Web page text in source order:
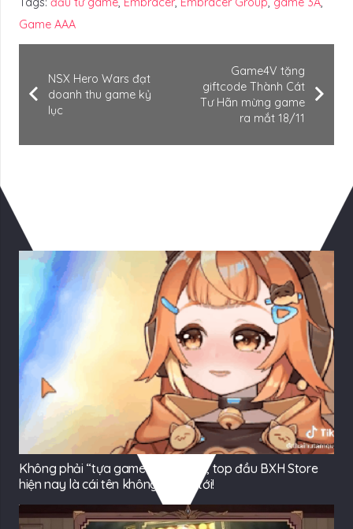
Game AAA
NSX Hero Wars đạt
doanh thu game kỷ
lục
Game4V tặng
giftcode Thành Cát
Tư Hãn mừng game
ra mắt 18/11
Không phải “tựa game quốc dân”, top đầu BXH Store
hiện nay là cái tên không ai ngờ tới!